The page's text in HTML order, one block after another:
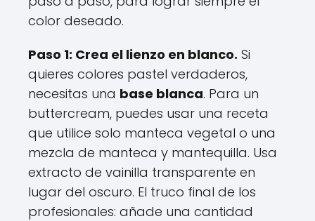
color deseado.
Paso 1: Crea el lienzo en blanco. Si
quieres colores pastel verdaderos,
necesitas una base blanca. Para un
buttercream, puedes usar una receta
que utilice solo manteca vegetal o una
mezcla de manteca y mantequilla. Usa
extracto de vainilla transparente en
lugar del oscuro. El truco final de los
profesionales: añade una cantidad